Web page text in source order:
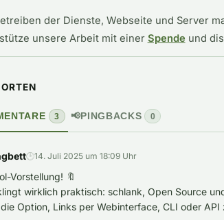
der Dienste, Webseite und Server
unsere Arbeit mit einer Spende und
3 📢 PINGBACKS 0
🕒14. Juli 2025 um 18:09 Uhr
Vorstellung! 🔖
wirklich praktisch: schlank, Open Source
Option, Links per Webinterface, CLI oder